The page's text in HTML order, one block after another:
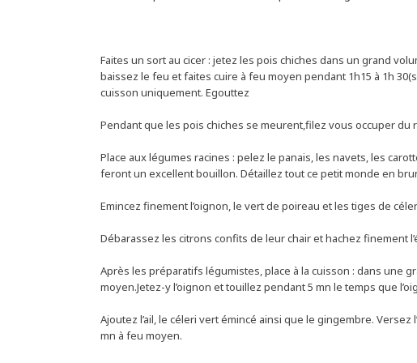
Faites un sort au cicer : jetez les pois chiches dans un grand
baissez le feu et faites cuire à feu moyen pendant 1h15 à 1h
cuisson uniquement. Egouttez
Pendant que les pois chiches se meurent,filez vous occuper du
Place aux légumes racines : pelez le panais, les navets, les
feront un excellent bouillon. Détaillez tout ce petit monde en
Emincez finement l’oignon, le vert de poireau et les tiges de
Débarassez les citrons confits de leur chair et hachez finement
Après les préparatifs légumistes, place à la cuisson : dans une
moyen.Jetez-y l’oignon et touillez pendant 5 mn le temps que
Ajoutez l’ail, le céleri vert émincé ainsi que le gingembre.
mn à feu moyen.